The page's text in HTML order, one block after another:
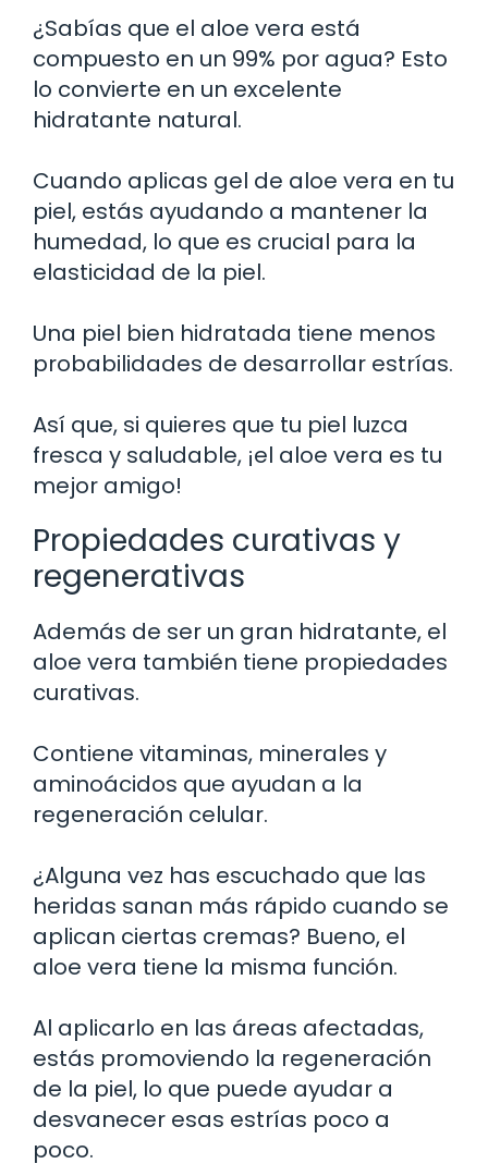
¿Sabías que el aloe vera está
compuesto en un 99% por agua? Esto
lo convierte en un excelente
hidratante natural.
Cuando aplicas gel de aloe vera en tu
piel, estás ayudando a mantener la
humedad, lo que es crucial para la
elasticidad de la piel.
Una piel bien hidratada tiene menos
probabilidades de desarrollar estrías.
Así que, si quieres que tu piel luzca
fresca y saludable, ¡el aloe vera es tu
mejor amigo!
Propiedades curativas y
regenerativas
Además de ser un gran hidratante, el
aloe vera también tiene propiedades
curativas.
Contiene vitaminas, minerales y
aminoácidos que ayudan a la
regeneración celular.
¿Alguna vez has escuchado que las
heridas sanan más rápido cuando se
aplican ciertas cremas? Bueno, el
aloe vera tiene la misma función.
Al aplicarlo en las áreas afectadas,
estás promoviendo la regeneración
de la piel, lo que puede ayudar a
desvanecer esas estrías poco a
poco.